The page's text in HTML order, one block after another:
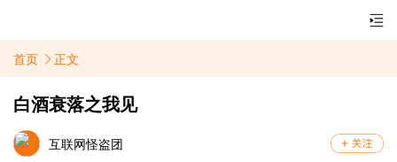
首页 正文
白酒衰落之我见
互联网怪盗团